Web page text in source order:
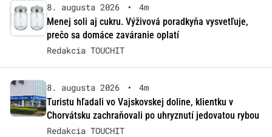
8. augusta 2026 •
4m
Menej soli aj cukru. Výživová poradkyňa vysvetľuje,
prečo sa domáce zaváranie oplatí
Redakcia TOUCHIT
8. augusta 2026 •
4m
Turistu hľadali vo Vajskovskej doline, klientku v
Chorvátsku zachraňovali po uhryznutí jedovatou rybou
Redakcia TOUCHIT